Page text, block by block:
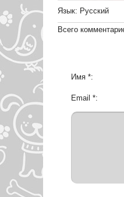
Язык: Русский
Всего
Имя *:
Email *: